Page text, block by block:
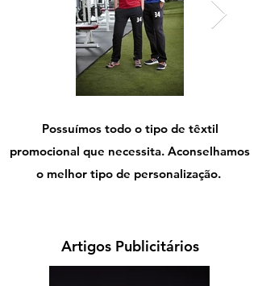
Artigos Publicitários
Possuímos todo o tipo de têxtil
promocional que necessita. Aconselhamos
o melhor tipo de personalização.